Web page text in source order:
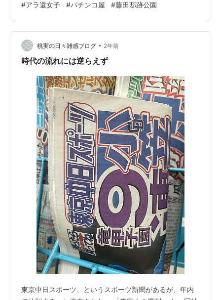
てあって、会食などにはちょうどいい感じの場所だった
のですが、今はもう取り壊されてしまっていますね。 財
閥の邸宅跡ということですが、大阪城にも近く、川沿い
にあって眺めも最高です。財閥ってお金持ちですよね。
ま、当たり前か。 今回実家に戻ったら、近所のパチンコ
#アラ還女子 #パチンコ屋 #藤田邸跡公園
桃実の日々雑感ブログ • 2年前
時代の流れには逆らえず
東京中日スポーツ、というスポーツ新聞があるが、年内